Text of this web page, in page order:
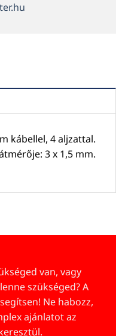
kábellel, 4 aljzattal.
3 x 1,5 mm.
van, vagy
szükséged? A
Ne habozz,
ajánlatot az